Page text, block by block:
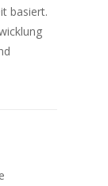
basiert.